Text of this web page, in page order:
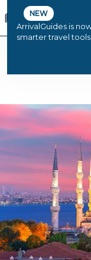
NEW
ArrivalGuides is
smarter travel tools